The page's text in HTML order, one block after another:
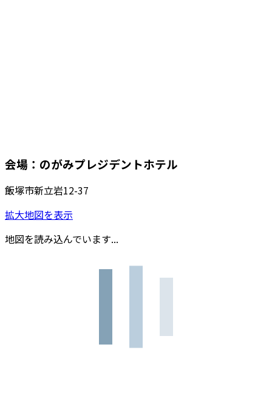
会場：のがみプレジデントホテル
飯塚市新立岩12-37
拡大地図を表示
地図を読み込んでいます...